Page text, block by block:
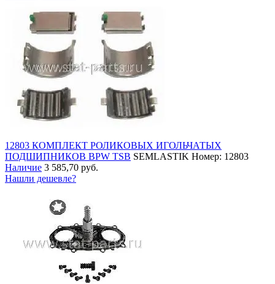
12803 КОМПЛЕКТ РОЛИКОВЫХ ИГОЛЬЧАТЫХ
ПОДШИПНИКОВ BPW TSB SEMLASTIK Номер: 12803
Наличие 3 585,70 руб.
Нашли дешевле?